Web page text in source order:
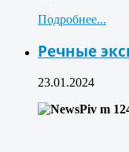
Подробнее...
Речные
23.01.2024